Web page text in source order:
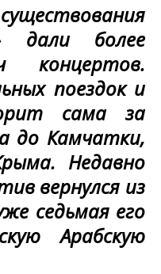
дали более
концертов.
поездок и
сама за
до Камчатки,
Недавно
вернулся из
седьмая его
Арабскую